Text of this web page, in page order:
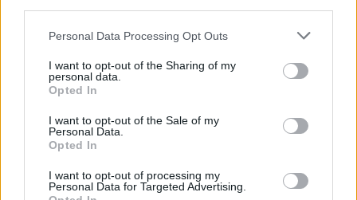
Please note that this website/app uses one or more Google
not limited to your visit or usage behaviour. You may click to
grant or deny consent to Google and its third-party tags to
use your data for below specified purposes in below Google
consent section.
Personal Data Processing Opt Outs
I want to opt-out of the Sharing of my
personal data.
Opted In
I want to opt-out of the Sale of my
Personal Data.
Opted In
I want to opt-out of processing my
Personal Data for Targeted Advertising.